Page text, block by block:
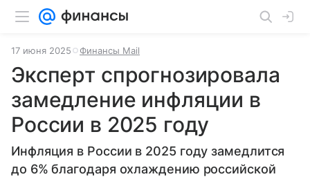
17 июня 2025 Финансы Mail
Эксперт спрогнозировала
замедление инфляции в
России в 2025 году
Инфляция в России в 2025 году замедлится
до 6% благодаря охлаждению российской